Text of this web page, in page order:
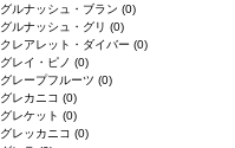
グルナッシュ・ブラン (0)
グルナッシュ・グリ (0)
クレアレット・ダイバー (0)
グレイ・ピノ (0)
グレープフルーツ (0)
グレカニコ (0)
グレケット (0)
グレッカニコ (0)